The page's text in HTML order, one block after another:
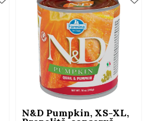
N&D Pumpkin, XS-XL,